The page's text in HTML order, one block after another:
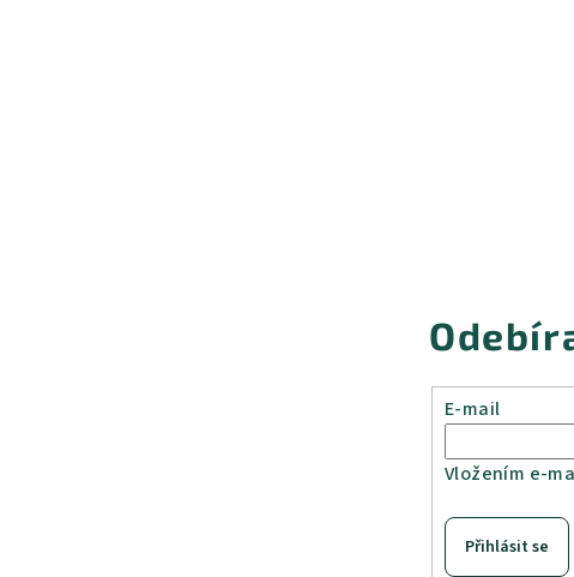
E-mail
Vložením e-
Přihlásit se